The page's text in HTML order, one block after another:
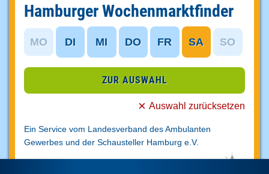
Hamburger Wochenmarktfinder
MO DI MI DO FR SA SO
ZUR AUSWAHL
Auswahl zurücksetzen
Ein Service vom Landesverband des Ambulanten
Gewerbes und der Schausteller Hamburg e.V.